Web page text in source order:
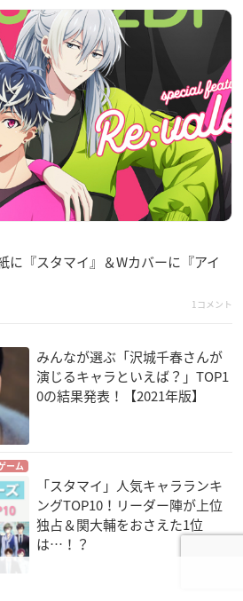
に『スタマイ』＆Wカバーに『アイ
1コメント
みんなが選ぶ「沢城千春さんが
演じるキャラといえば？」TOP1
0の結果発表！【2021年版】
ーム
「スタマイ」人気キャラランキ
ングTOP10！リーダー陣が上位
独占＆関大輔をおさえた1位
は…！？